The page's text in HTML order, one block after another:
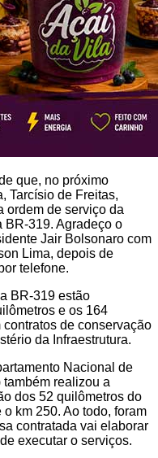
que, no próximo
Tarcísio de Freitas,
ordem de serviço da
BR-319. Agradeço o
Jair Bolsonaro com
Lima, depois de
telefone.
BR-319 estão
e os 164
de conservação
da Infraestrutura.
Nacional de
também realizou a
dos 52 quilômetros do
km 250. Ao todo, foram
contratada vai elaborar
executar o serviços.